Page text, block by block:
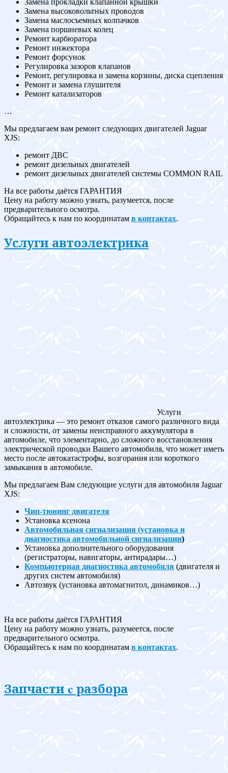
Замена прокладки клапанной крышки
Замена высоковольтных проводов
Замена маслосъемных колпачков
Замена поршневых колец
Ремонт карбюратора
Ремонт инжектора
Ремонт форсунок
Регулировка зазоров клапанов
Ремонт, регулировка и замена корзины, диска сцепления
Ремонт и замена глушителя
Ремонт катализаторов
…
Мы предлагаем вам ремонт следующих двигателей Jaguar
XJS:
ремонт ДВС
ремонт дизельных двигателей
ремонт дизельных двигателей системы COMMON RAIL
На все работы даётся ГАРАНТИЯ
Цену на работу можно узнать, разумеется, после
предварительного осмотра.
Обращайтесь к нам по координатам в контактах.
Услуги автоэлектрика
Услуги
автоэлектрика — это ремонт отказов самого различного вида
и сложности, от замены неисправного аккумулятора в
автомобиле, что элементарно, до сложного восстановления
электрической проводки Вашего автомобиля, что может иметь
место после автокатастрофы, возгорания или короткого
замыкания в автомобиле.
Мы предлагаем Вам следующие услуги для автомобиля Jaguar
XJS:
Чип-тюнинг двигателя
Установка ксенона
Автомобильная сигнализация (установка и
диагностика автомобильной сигнализации)
Установка дополнительного оборудования
(регистраторы, навигаторы, антирадары…)
Компьютерная диагностика автомобиля (двигателя и
других систем автомобиля)
Автозвук (установка автомагнитол, динамиков…)
На все работы даётся ГАРАНТИЯ
Цену на работу можно узнать, разумеется, после
предварительного осмотра.
Обращайтесь к нам по координатам в контактах.
Запчасти c разбора